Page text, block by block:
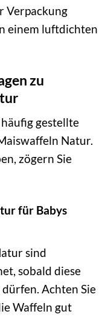
Verpackung
einem luftdichten
zu
gestellte
Natur.
zögern Sie
für Babys
sind
sobald diese
Achten Sie
Waffeln gut